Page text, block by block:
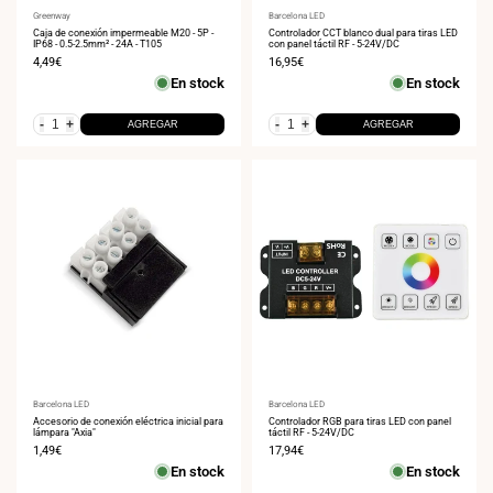
Proveedor:
Greenway
Caja de conexión impermeable M20 - 5P -
IP68 - 0.5-2.5mm² - 24A - T105
Precio
4,49€
En stock
- + AGREGAR
Proveedor:
Barcelona LED
Controlador CCT blanco dual para tiras LED
con panel táctil RF - 5-24V/DC
Precio
16,95€
En stock
- + AGREGAR
Proveedor:
Barcelona LED
Accesorio de conexión eléctrica inicial para
lámpara "Axia"
Precio
1,49€
En stock
Proveedor:
Barcelona LED
Controlador RGB para tiras LED con panel
táctil RF - 5-24V/DC
Precio
17,94€
En stock